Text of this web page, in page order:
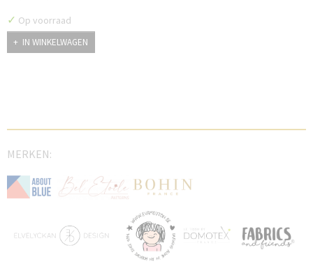
✓ Op voorraad
IN WINKELWAGEN
MERKEN: